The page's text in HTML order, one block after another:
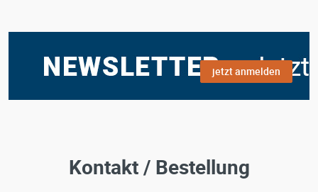
jetzt anmelden
Kontakt / Bestellung